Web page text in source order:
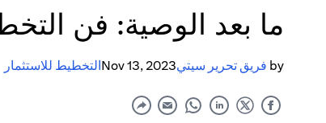
ما بعد الوصية: فن
by فريق تحرير سيتيNov 13, 2023التخطيط للاستثمار